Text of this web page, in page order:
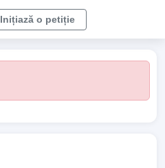
Inițiază o petiție